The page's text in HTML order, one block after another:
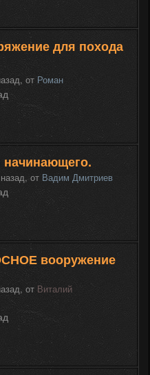
для похода
от Роман
начинающего.
от Вадим Дмитриев
вооружение
от Виталий